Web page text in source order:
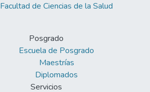
Facultad de Ciencias de la Salud
Posgrado
Escuela de Posgrado
Maestrías
Diplomados
Servicios